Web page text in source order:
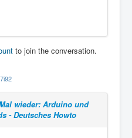
to join the conversation.
wieder: Arduino und
- Deutsches Howto